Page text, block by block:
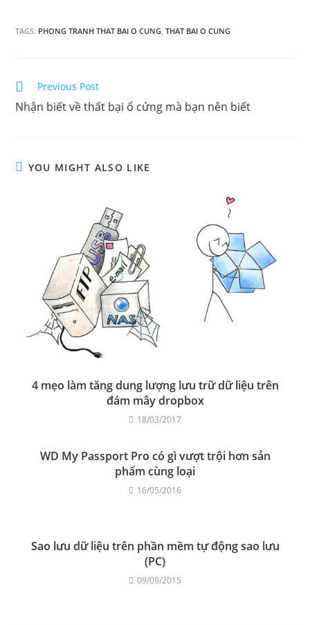
TAGS: PHONG TRANH THAT BAI O CUNG, THAT BAI O CUNG
Read
more
Previous Post
Nhận biết về thất bại ổ cứng mà bạn nên biết
YOU MIGHT ALSO LIKE
4 mẹo làm tăng dung lượng lưu trữ dữ liệu trên
đám mây dropbox
18/03/2017
WD My Passport Pro có gì vượt trội hơn sản
phẩm cùng loại
16/05/2016
Sao lưu dữ liệu trên phần mềm tự động sao lưu
(PC)
09/09/2015